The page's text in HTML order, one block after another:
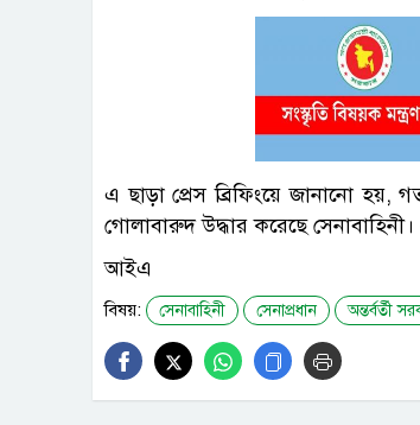
এ ছাড়া প্রেস ব্রিফিংয়ে জানানো হয়,
গোলাবারুদ উদ্ধার করেছে
আইএ
বিষয়: সেনাবাহিনী সেনাপ্রধান অন্তর্বর্তী